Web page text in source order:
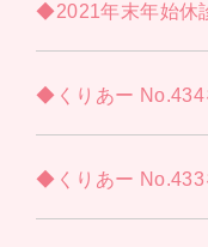
◆2021年末年始休
◆くりあー No.434
◆くりあー No.433